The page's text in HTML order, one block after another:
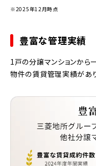
※2025年12月時点
豊富な管理実績
1戸の分譲マンションから
物件の賃貸管理実績があり